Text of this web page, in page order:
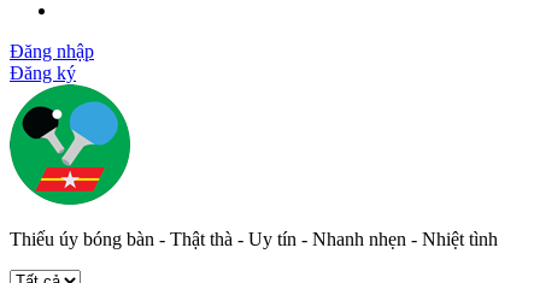
Đăng nhập
Đăng ký
Thiếu úy bóng bàn - Thật thà - Uy tín - Nhanh nhẹn - Nhiệt tình